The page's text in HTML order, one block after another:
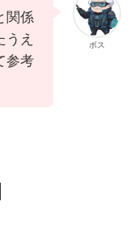
ボス
関係
うえ
参考